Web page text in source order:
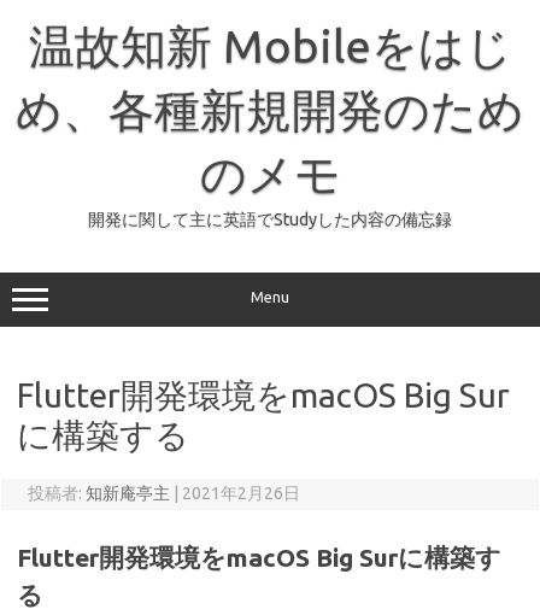
温故知新 Mobileをはじ
め、各種新規開発のため
のメモ
開発に関して主に英語でStudyした内容の備忘録
Menu
Flutter開発環境をmacOS Big Sur
に構築する
投稿者: 知新庵亭主 2021年2月26日
Flutter開発環境をmacOS Big Surに構築す
る